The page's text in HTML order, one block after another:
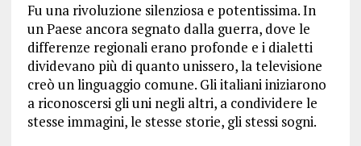
Fu una rivoluzione silenziosa e potentissima. In
un Paese ancora segnato dalla guerra, dove le
differenze regionali erano profonde e i dialetti
dividevano più di quanto unissero, la televisione
creò un linguaggio comune. Gli italiani iniziarono
a riconoscersi gli uni negli altri, a condividere le
stesse immagini, le stesse storie, gli stessi sogni.